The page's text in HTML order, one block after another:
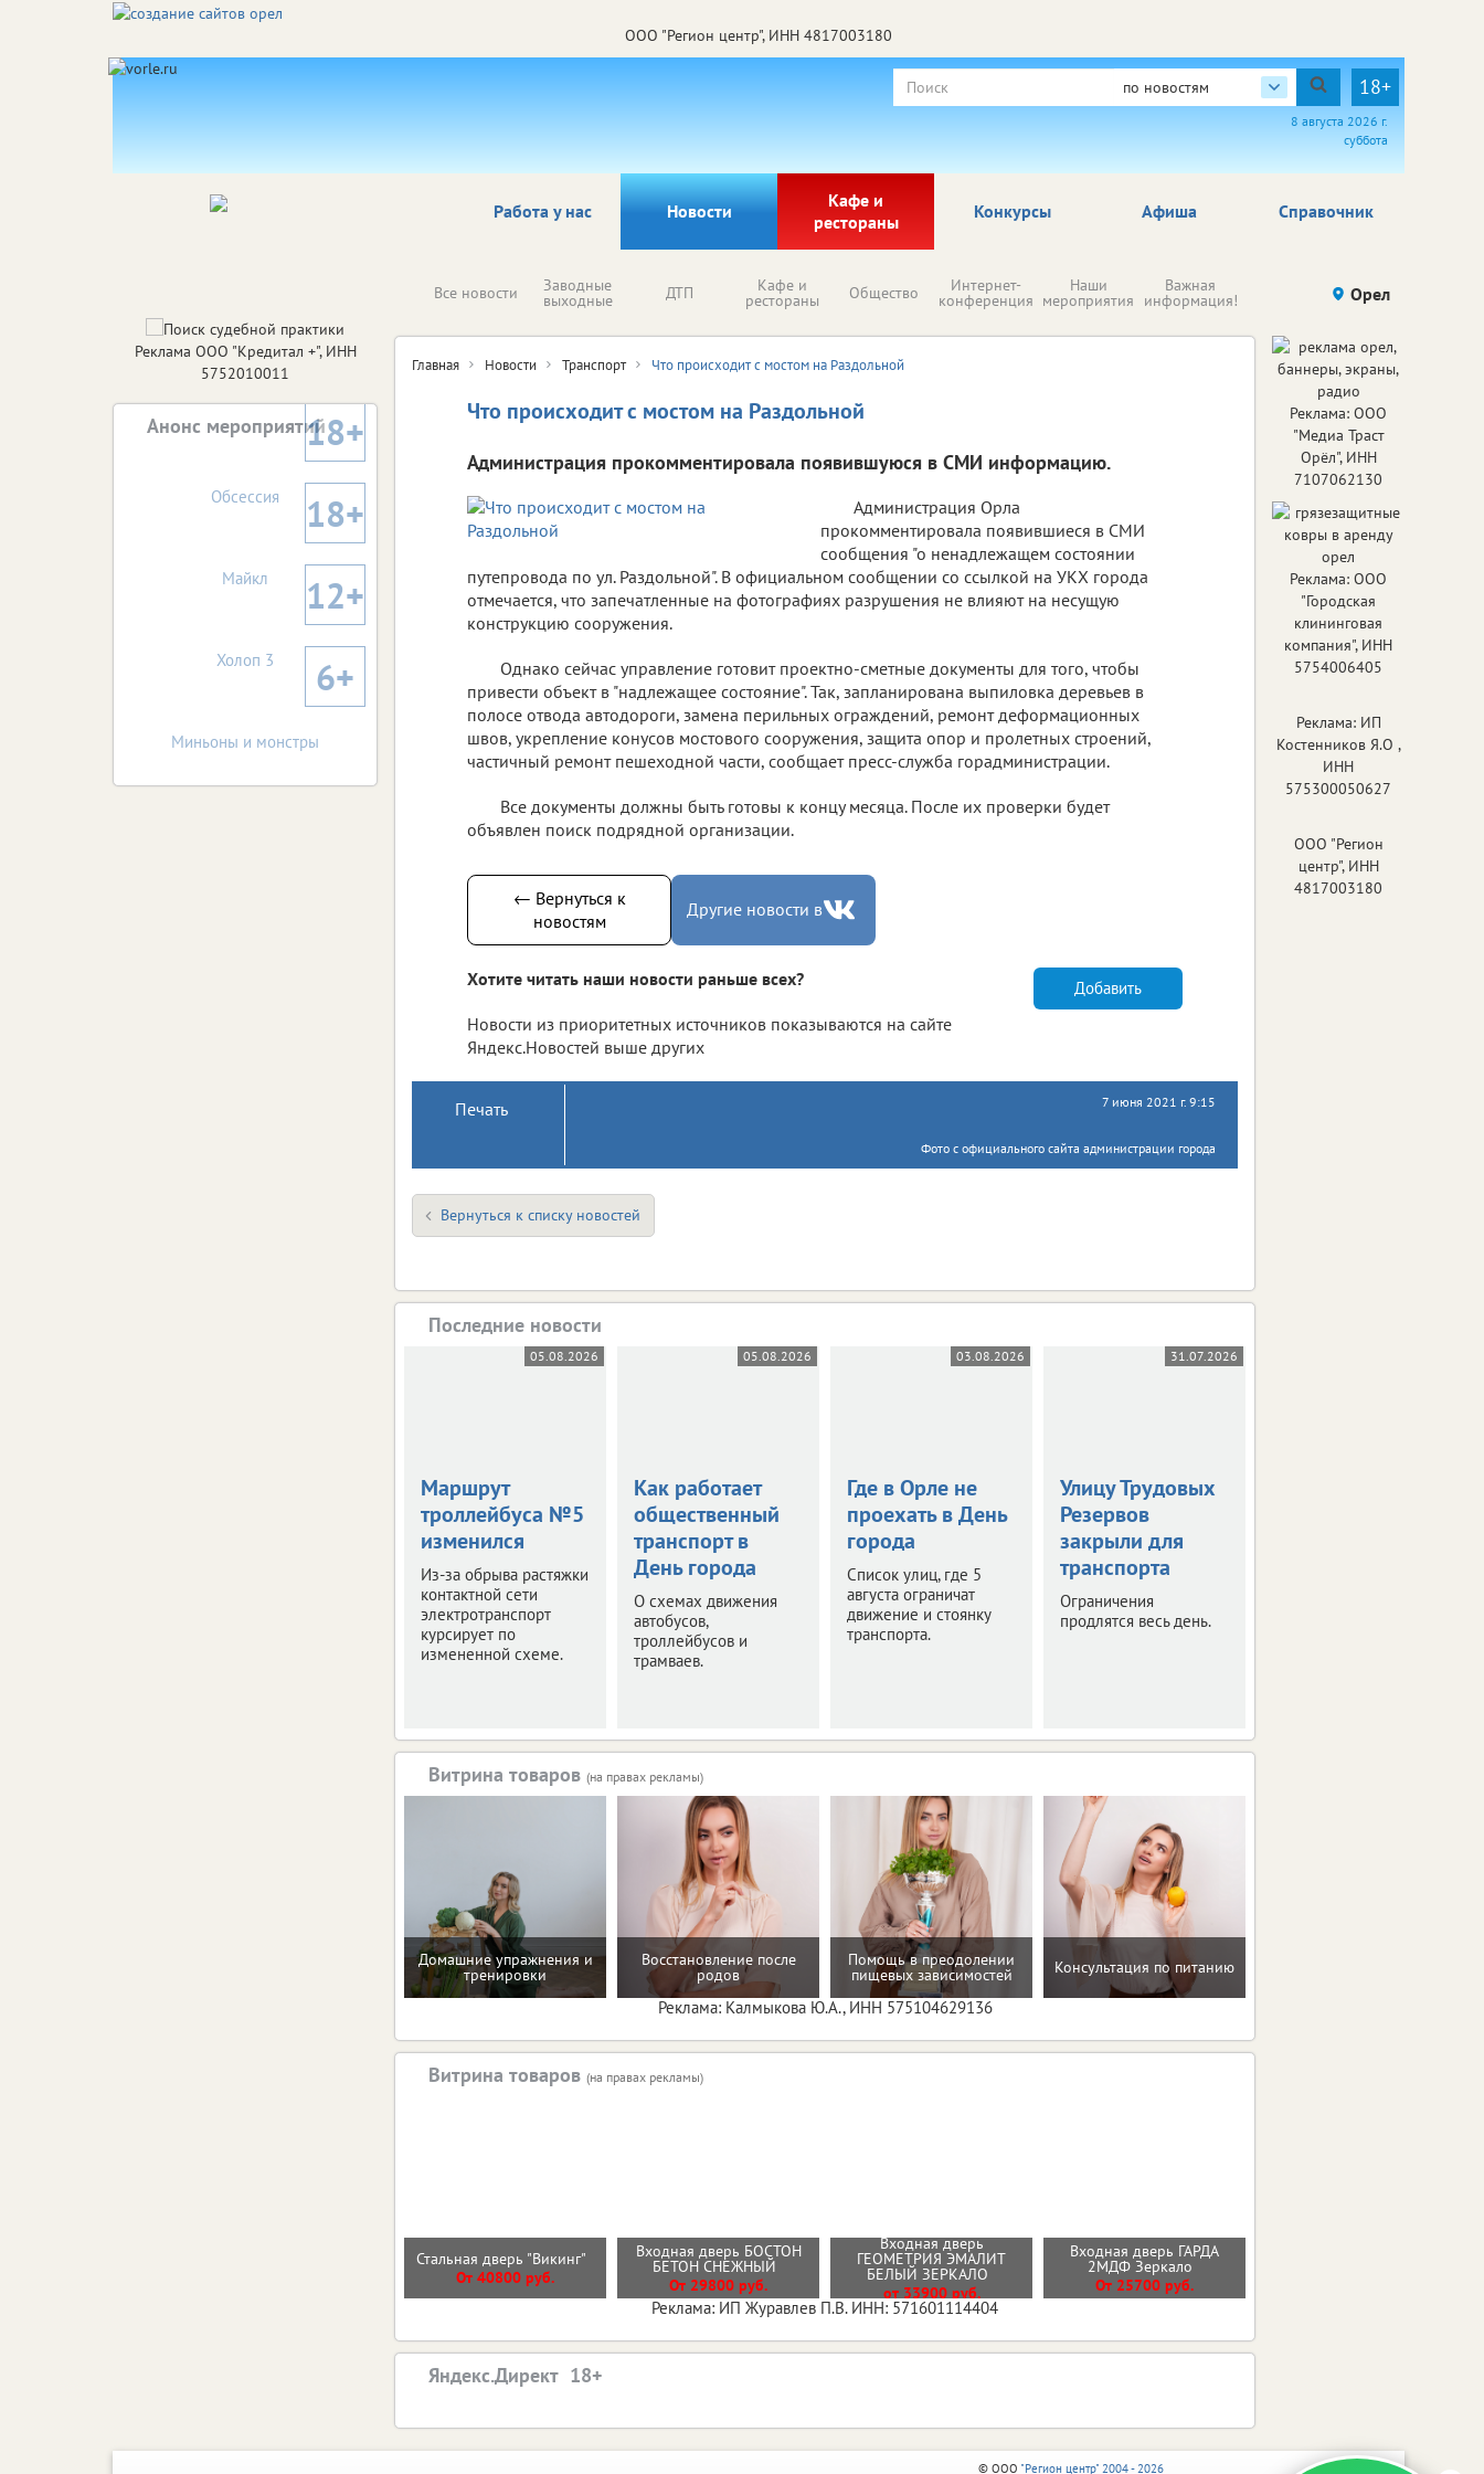
ООО "Регион центр", ИНН 4817003180
по новостям 18+
8 августа 2026 г.
суббота
Работа у нас Новости
Кафе и
рестораны
Афиша Справочник
Конкурсы
Все новости Заводные
выходные ДТП Кафе и
рестораны Общество Интернет-
конференция
Наши
мероприятия
Важная
информация! Происшествия Здоровье
Орел
Главная Новости Транспорт Что происходит с мостом на Раздольной
Что происходит с мостом на Раздольной
Администрация прокомментировала появившуюся в СМИ информацию.
Администрация Орла
прокомментировала появившиеся в СМИ
сообщения "о ненадлежащем состоянии
путепровода по ул. Раздольной". В официальном сообщении со ссылкой на УКХ города
отмечается, что запечатленные на фотографиях разрушения не влияют на несущую
конструкцию сооружения.
Однако сейчас управление готовит проектно-сметные документы для того, чтобы
привести объект в "надлежащее состояние". Так, запланирована выпиловка деревьев в
полосе отвода автодороги, замена перильных ограждений, ремонт деформационных
швов, укрепление конусов мостового сооружения, защита опор и пролетных строений,
частичный ремонт пешеходной части, сообщает пресс-служба горадминистрации.
Все документы должны быть готовы к концу месяца. После их проверки будет
объявлен поиск подрядной организации.
← Вернуться к
новостям
Другие новости в
Хотите читать наши новости раньше всех?
Новости из приоритетных источников показываются на сайте
Яндекс.Новостей выше других
Добавить
Печать 7 июня 2021 г. 9:15
Фото с официального сайта администрации города
Вернуться к списку новостей
Последние новости
05.08.2026
Маршрут
троллейбуса №5
изменился
Из-за обрыва растяжки
контактной сети
электротранспорт
курсирует по
измененной схеме.
05.08.2026
Как работает
общественный
транспорт в
День города
О схемах движения
автобусов,
троллейбусов и
трамваев.
03.08.2026
Где в Орле не
проехать в День
города
Список улиц, где 5
августа ограничат
движение и стоянку
транспорта.
31.07.2026
Улицу Трудовых
Резервов
закрыли для
транспорта
Ограничения
продлятся весь день.
Витрина товаров (на правах рекламы)
Домашние упражнения и
тренировки
Восстановление после
родов
Помощь в преодолении
пищевых зависимостей Консультация по питанию
Реклама: Калмыкова Ю.А., ИНН 575104629136
Витрина товаров (на правах рекламы)
Стальная дверь "Викинг"
От 40800 руб.
Входная дверь БОСТОН
БЕТОН СНЕЖНЫЙ
От 29800 руб.
Входная дверь
ГЕОМЕТРИЯ ЭМАЛИТ
БЕЛЫЙ ЗЕРКАЛО
от 33900 руб.
Входная дверь ГАРДА
2МДФ Зеркало
От 25700 руб.
Реклама: ИП Журавлев П.В. ИНН: 571601114404
Яндекс.Директ
Реклама ООО "Кредитал +", ИНН
5752010011
Анонс мероприятий18+
Обсессия 18+
Майкл 12+
Холоп 3 6+
Миньоны и монстры
Реклама: ООО
"Медиа Траст
Орёл", ИНН
7107062130
Реклама: ООО
"Городская
клининговая
компания", ИНН
5754006405
Реклама: ИП
Костенников Я.О ,
ИНН
575300050627
ООО "Регион
центр", ИНН
4817003180
© ООО "Регион центр" 2004 - 2026